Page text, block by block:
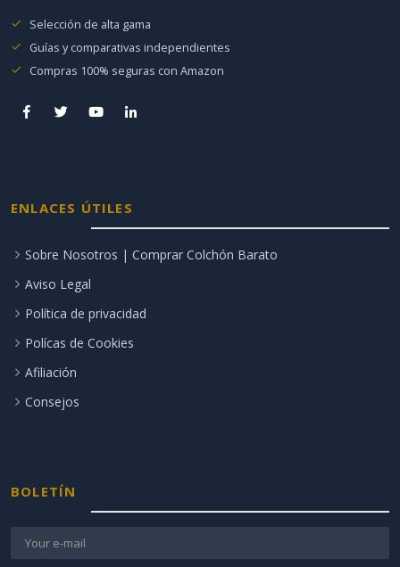
Selección de alta gama
Guías y comparativas independientes
Compras 100% seguras con Amazon
ENLACES ÚTILES
Sobre Nosotros | Comprar Colchón Barato
Aviso Legal
Política de privacidad
Polícas de Cookies
Afiliación
Consejos
BOLETÍN